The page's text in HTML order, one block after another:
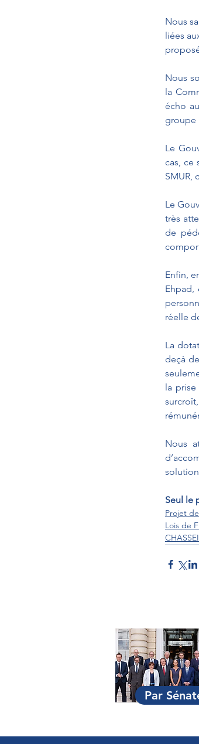
Nous
liées
Nous
la
écho
groupe
Le
cas, ce
SMUR,
Le
très
de
Enfin,
Ehpad,
réelle
La
deçà
la
Nous
Seul le
Projet
Lois de
Par